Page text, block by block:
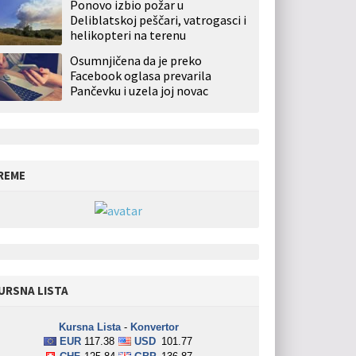
Ponovo izbio požar u
Deliblatskoj peščari, vatrogasci i
helikopteri na terenu
Osumnjičena da je preko
Facebook oglasa prevarila
Pančevku i uzela joj novac
LISTA